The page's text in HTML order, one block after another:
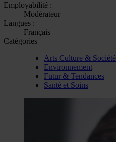
Employabilité :
Modérateur
Langues :
Français
Catégories
Arts Culture & Société
Environnement
Futur & Tendances
Santé et Soins